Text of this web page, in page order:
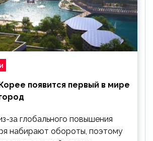
появится первый в мире
за глобального повышения
набирают обороты, поэтому